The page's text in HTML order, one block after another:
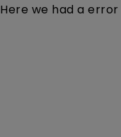
Here we had a error